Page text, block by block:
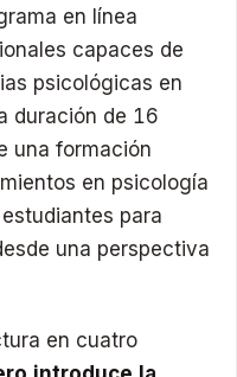
en línea
capaces de
psicológicas en
duración de 16
una formación
en psicología
para
una perspectiva
en cuatro